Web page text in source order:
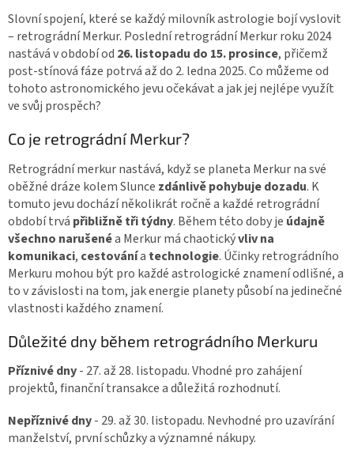
Slovní spojení, které se každý milovník astrologie bojí vyslovit
– retrográdní Merkur. Poslední retrográdní Merkur roku 2024
nastává v období od 26. listopadu do 15. prosince, přičemž
post-stínová fáze potrvá až do 2. ledna 2025. Co můžeme od
tohoto astronomického jevu očekávat a jak jej nejlépe využít
ve svůj prospěch?
Co je retrográdní Merkur?
Retrográdní merkur nastává, když se planeta Merkur na své
oběžné dráze kolem Slunce zdánlivě pohybuje dozadu. K
tomuto jevu dochází několikrát ročně a každé retrográdní
období trvá přibližně tři týdny. Během této doby je údajně
všechno narušenéa Merkur má chaotickývliv na
komunikaci, cestovánía technologie. Účinky retrográdního
Merkuru mohou být pro každé astrologické znamení odlišné, a
to v závislosti na tom, jak energie planety působí na jedinečné
vlastnosti každého znamení.
Důležité dny během retrográdního Merkuru
Příznivé dny- 27. až 28. listopadu. Vhodné pro zahájení
projektů, finanční transakce a důležitá rozhodnutí.
Nepříznivé dny- 29. až 30. listopadu. Nevhodné pro uzavírání
manželství, první schůzky a významné nákupy.